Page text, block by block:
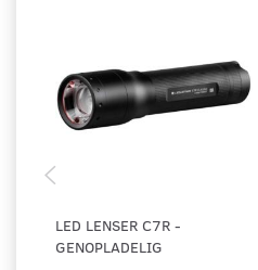
LED LENSER C7R -
GENOPLADELIG